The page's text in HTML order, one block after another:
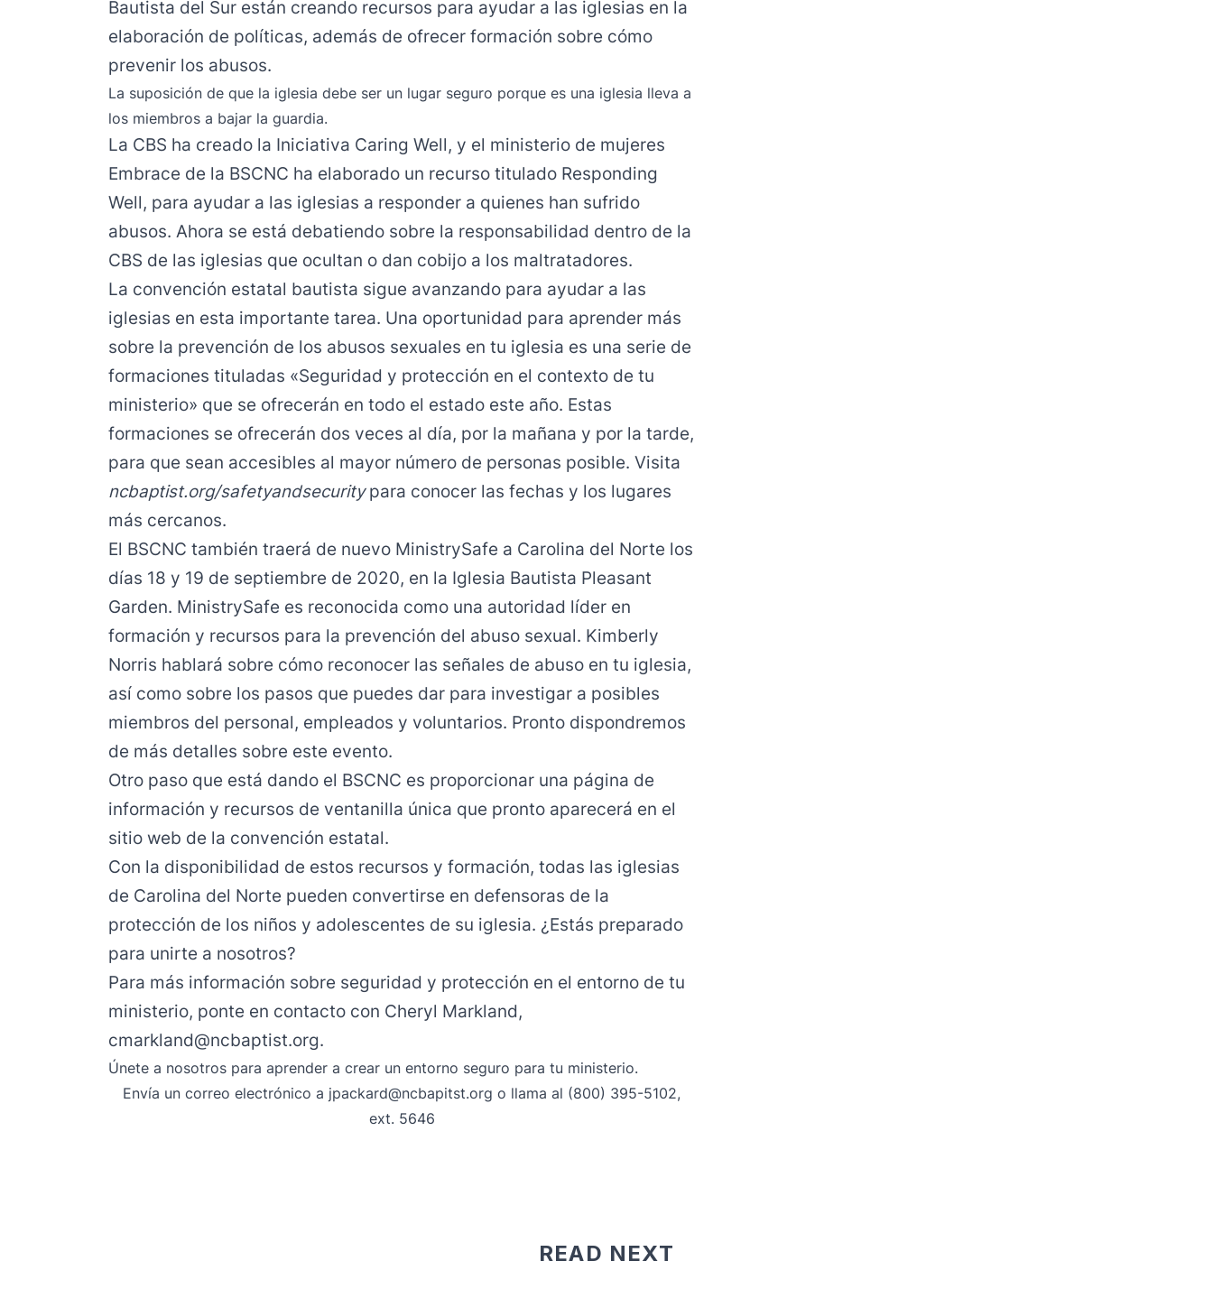
Bautista del Sur están creando recursos para ayudar a las iglesias en la
elaboración de políticas, además de ofrecer formación sobre cómo
prevenir los abusos.
La suposición de que la iglesia debe ser un lugar seguro porque es una iglesia lleva a
los miembros a bajar la guardia.
La CBS ha creado la Iniciativa Caring Well, y el ministerio de mujeres
Embrace de la BSCNC ha elaborado un recurso titulado Responding
Well, para ayudar a las iglesias a responder a quienes han sufrido
abusos. Ahora se está debatiendo sobre la responsabilidad dentro de la
CBS de las iglesias que ocultan o dan cobijo a los maltratadores.
La convención estatal bautista sigue avanzando para ayudar a las
iglesias en esta importante tarea. Una oportunidad para aprender más
sobre la prevención de los abusos sexuales en tu iglesia es una serie de
formaciones tituladas «Seguridad y protección en el contexto de tu
ministerio» que se ofrecerán en todo el estado este año. Estas
formaciones se ofrecerán dos veces al día, por la mañana y por la tarde,
para que sean accesibles al mayor número de personas posible. Visita
ncbaptist.org/safetyandsecuritypara conocer las fechas y los lugares
más cercanos.
El BSCNC también traerá de nuevo MinistrySafe a Carolina del Norte los
días 18 y 19 de septiembre de 2020, en la Iglesia Bautista Pleasant
Garden. MinistrySafe es reconocida como una autoridad líder en
formación y recursos para la prevención del abuso sexual. Kimberly
Norris hablará sobre cómo reconocer las señales de abuso en tu iglesia,
así como sobre los pasos que puedes dar para investigar a posibles
miembros del personal, empleados y voluntarios. Pronto dispondremos
de más detalles sobre este evento.
Otro paso que está dando el BSCNC es proporcionar una página de
información y recursos de ventanilla única que pronto aparecerá en el
sitio web de la convención estatal.
Con la disponibilidad de estos recursos y formación, todas las iglesias
de Carolina del Norte pueden convertirse en defensoras de la
protección de los niños y adolescentes de su iglesia. ¿Estás preparado
para unirte a nosotros?
Para más información sobre seguridad y protección en el entorno de tu
ministerio, ponte en contacto con Cheryl Markland,
cmarkland@ncbaptist.org.
Únete a nosotros para aprender a crear un entorno seguro para tu ministerio.
Envía un correo electrónico a jpackard@ncbapitst.org o llama al (800) 395-5102,
ext. 5646
READ NEXT